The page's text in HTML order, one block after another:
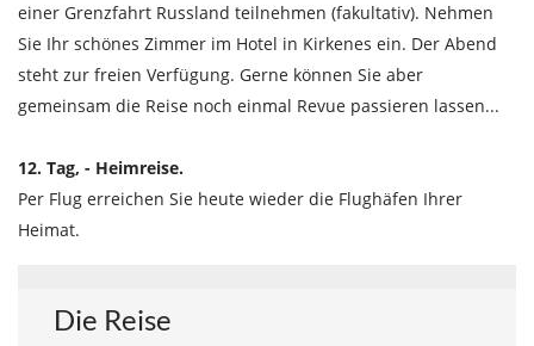
einer Grenzfahrt Russland teilnehmen (fakultativ). Nehmen
Sie Ihr schönes Zimmer im Hotel in Kirkenes ein. Der Abend
steht zur freien Verfügung. Gerne können Sie aber
gemeinsam die Reise noch einmal Revue passieren lassen...
12. Tag, - Heimreise.
Per Flug erreichen Sie heute wieder die Flughäfen Ihrer
Heimat.
Die Reise